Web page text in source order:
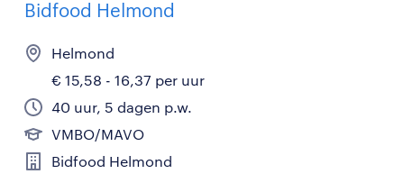
Bidfood Helmond
Helmond
€ 15,58 - 16,37 per uur
40 uur, 5 dagen p.w.
VMBO/MAVO
Bidfood Helmond